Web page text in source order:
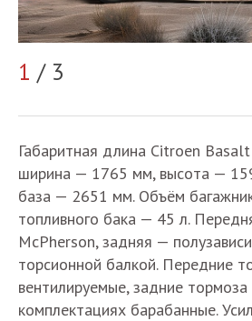
1 / 3
Габаритная длина Citroen
ширина — 1765 мм, высота —
база — 2651 мм. Объём
топливного бака — 45 л.
McPherson, задняя —
торсионной балкой. Передние
вентилируемые, задние тормоза
комплектациях барабанные.